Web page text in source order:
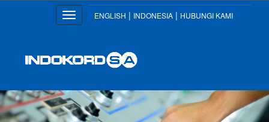
ENGLISH | INDONESIA | HUBUNGI KAMI
Toggle
navigation